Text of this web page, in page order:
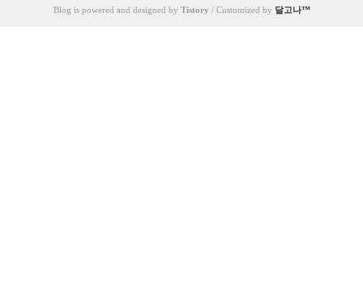
한 처리가 진행되지 않을 경우 가해자에게 소송 등으
Blog is powered and designed by Tistory / Customized by 달고나™